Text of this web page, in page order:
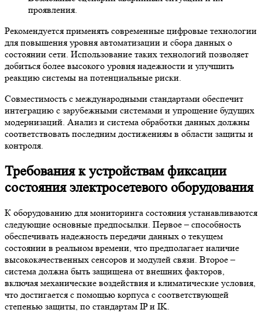
проявления.
Рекомендуется применять современные цифровые технологии
для повышения уровня автоматизации и сбора данных о
состоянии сети. Использование таких технологий позволяет
добиться более высокого уровня надежности и улучшить
реакцию системы на потенциальные риски.
Совместимость с международными стандартами обеспечит
интеграцию с зарубежными системами и упрощение будущих
модернизаций. Анализ и система обработки данных должны
соответствовать последним достижениям в области защиты и
контроля.
Требования к устройствам фиксации
состояния электросетевого оборудования
К оборудованию для мониторинга состояния устанавливаются
следующие основные предпосылки. Первое – способность
обеспечивать надежность передачи данных о текущем
состоянии в реальном времени, что предполагает наличие
высококачественных сенсоров и модулей связи. Второе –
система должна быть защищена от внешних факторов,
включая механические воздействия и климатические условия,
что достигается с помощью корпуса с соответствующей
степенью защиты, по стандартам IP и IK.